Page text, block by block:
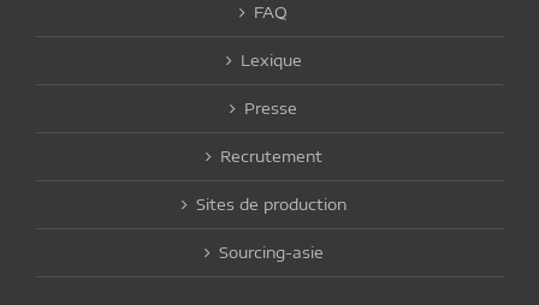
FAQ
Lexique
Presse
Recrutement
Sites de production
Sourcing-asie